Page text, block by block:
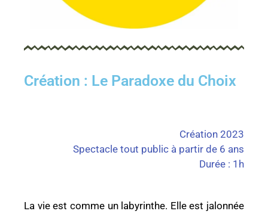
Création : Le Paradoxe du Choix
Création 2023
Spectacle tout public à partir de 6 ans
Durée : 1h
La vie est comme un labyrinthe. Elle est jalonnée